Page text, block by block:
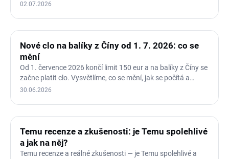
02.07.2026
Nové clo na balíky z Číny od 1. 7. 2026: co se
mění
Od 1. července 2026 končí limit 150 eur a na balíky z Číny se
začne platit clo. Vysvětlíme, co se mění, jak se počítá a…
30.06.2026
Temu recenze a zkušenosti: je Temu spolehlivé
a jak na něj?
Temu recenze a reálné zkušenosti — je Temu spolehlivé a